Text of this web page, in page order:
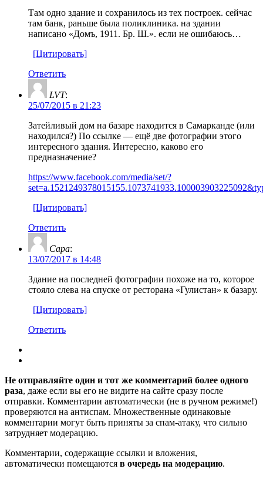
Там одно здание и сохранилось из тех построек. сейчас
там банк, раньше была поликлиника. на здании
написано «Домъ, 1911. Бр. Ш.». если не ошибаюсь…
[Цитировать]
Ответить
LVT:
25/07/2015 в 21:23
Затейливый дом на базаре находится в Самарканде (или
находился?) По ссылке — ещё две фотографии этого
интересного здания. Интересно, каково его
предназначение?
https://www.facebook.com/media/set/?
[Цитировать]
Ответить
Сара:
13/07/2017 в 14:48
Здание на последней фотографии похоже на то, которое
стояло слева на спуске от ресторана «Гулистан» к базару.
[Цитировать]
Ответить
Не отправляйте один и тот же комментарий более одного
раза, даже если вы его не видите на сайте сразу после
отправки. Комментарии автоматически (не в ручном режиме!)
проверяются на антиспам. Множественные одинаковые
комментарии могут быть приняты за спам-атаку, что сильно
затрудняет модерацию.
Комментарии, содержащие ссылки и вложения,
автоматически помещаются в очередь на модерацию.